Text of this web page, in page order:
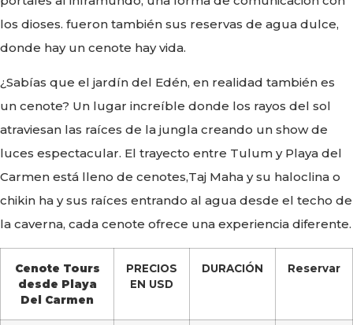
los dioses. fueron también sus reservas de agua dulce,
donde hay un cenote hay vida.
¿Sabías que el jardín del Edén, en realidad también es
un cenote? Un lugar increíble donde los rayos del sol
atraviesan las raíces de la jungla creando un show de
luces espectacular. El trayecto entre Tulum y Playa del
Carmen está lleno de cenotes,Taj Maha y su haloclina o
chikin ha y sus raíces entrando al agua desde el techo de
la caverna, cada cenote ofrece una experiencia diferente.
Cenote Tours
desde Playa
Del Carmen
PRECIOS
EN USD
DURACIÓN Reservar